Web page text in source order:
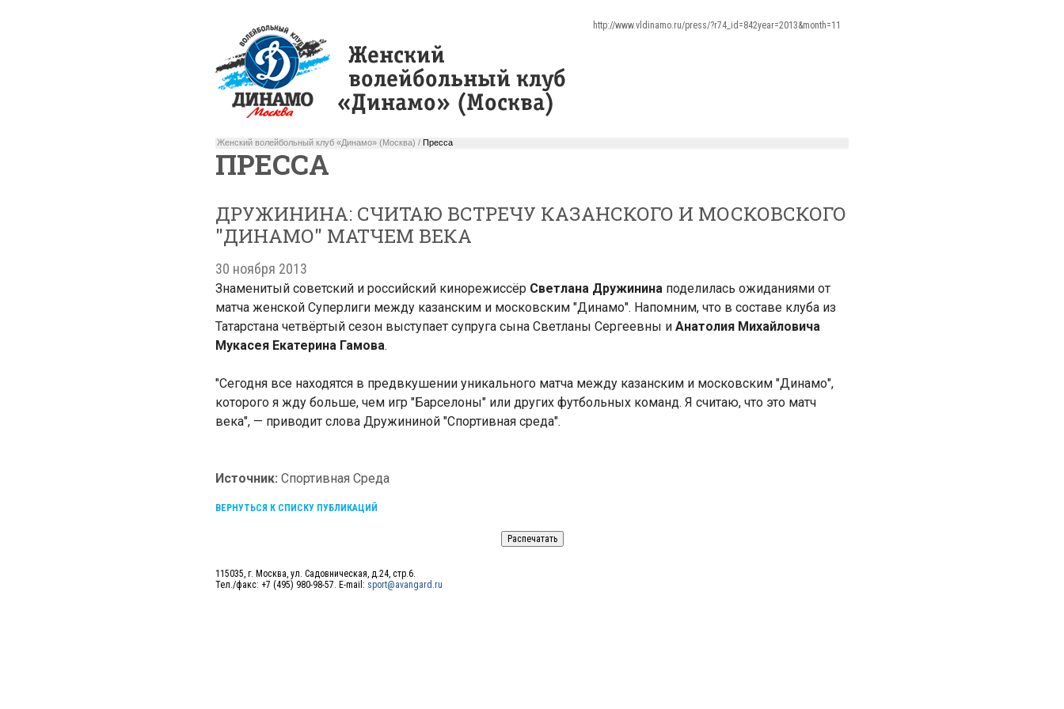
http://www.vldinamo.ru/press/?r74_id=842year=2013&month=11
Женский волейбольный клуб «Динамо» (Москва) / Пресса
ПРЕССА
ДРУЖИНИНА: СЧИТАЮ ВСТРЕЧУ КАЗАНСКОГО И МОСКОВСКОГО
"ДИНАМО" МАТЧЕМ ВЕКА
30 ноября 2013
Знаменитый советский и российский кинорежиссёр Светлана Дружинина поделилась ожиданиями от
матча женской Суперлиги между казанским и московским "Динамо". Напомним, что в составе клуба из
Татарстана четвёртый сезон выступает супруга сына Светланы Сергеевны и Анатолия Михайловича
Мукасея Екатерина Гамова.
"Сегодня все находятся в предвкушении уникального матча между казанским и московским "Динамо",
которого я жду больше, чем игр "Барселоны" или других футбольных команд. Я считаю, что это матч
века", — приводит слова Дружининой "Спортивная среда".
Источник: Спортивная Среда
ВЕРНУТЬСЯ К СПИСКУ ПУБЛИКАЦИЙ
115035, г. Москва, ул. Садовническая, д.24, стр.6.
Тел./факс: +7 (495) 980-98-57. E-mail: sport@avangard.ru